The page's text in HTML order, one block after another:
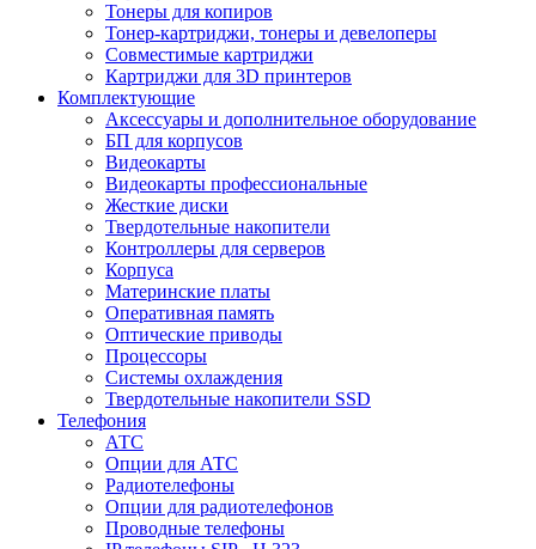
Тонеры для копиров
Тонер-картриджи, тонеры и девелоперы
Совместимые картриджи
Картриджи для 3D принтеров
Комплектующие
Аксессуары и дополнительное оборудование
БП для корпусов
Видеокарты
Видеокарты профессиональные
Жесткие диски
Твердотельные накопители
Контроллеры для серверов
Корпуса
Материнские платы
Оперативная память
Оптические приводы
Процессоры
Системы охлаждения
Твердотельные накопители SSD
Телефония
АТС
Опции для АТС
Радиотелефоны
Опции для радиотелефонов
Проводные телефоны